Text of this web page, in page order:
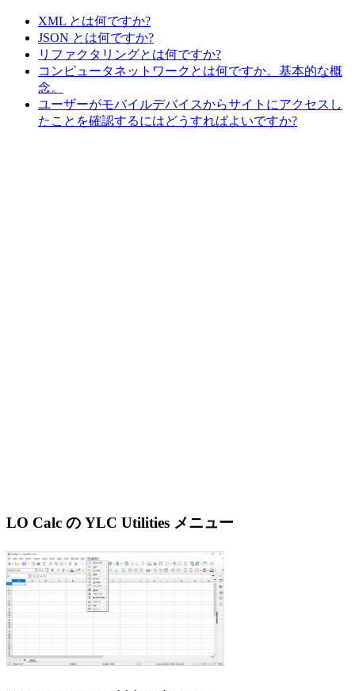
XML とは何ですか?
JSON とは何ですか?
リファクタリングとは何ですか?
コンピュータネットワークとは何ですか。基本的な概
念。
ユーザーがモバイルデバイスからサイトにアクセスし
たことを確認するにはどうすればよいですか?
LO Calc の YLC Utilities メニュー